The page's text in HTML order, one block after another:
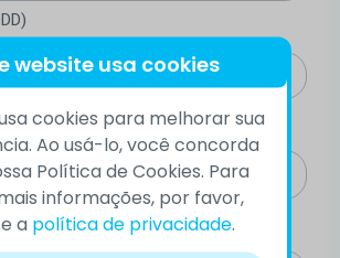
(mínimo 18 anos)
website usa cookies
cookies para melhorar sua
Ao usá-lo, você concorda
Política de Cookies. Para
informações, por favor,
a política de privacidade.